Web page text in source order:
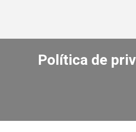
Política de